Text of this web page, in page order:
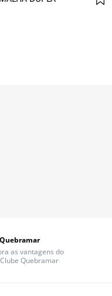
as vantagens do
Quebramar